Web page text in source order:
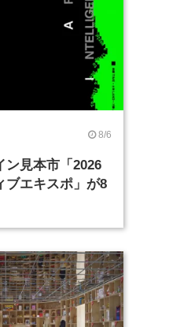
8/6
ン見本市「2026
ブエキスポ」が8